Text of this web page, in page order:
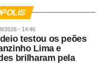
2026 - 14:46
testou os peões
Lima e
brilharam pela